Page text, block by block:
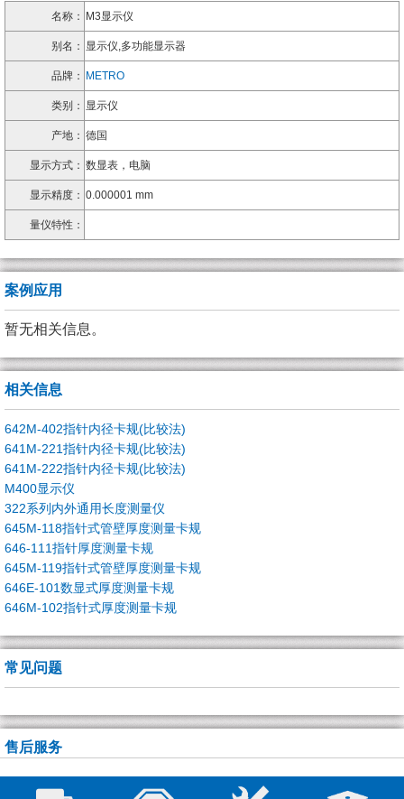
名称： M3显示仪
别名： 显示仪,多功能显示器
品牌： METRO
类别： 显示仪
产地： 德国
显示方式： 数显表，电脑
显示精度： 0.000001 mm
量仪特性：
案例应用
暂无相关信息。
相关信息
642M-402指针内径卡规(比较法)
641M-221指针内径卡规(比较法)
641M-222指针内径卡规(比较法)
M400显示仪
322系列内外通用长度测量仪
645M-118指针式管壁厚度测量卡规
646-111指针厚度测量卡规
645M-119指针式管壁厚度测量卡规
646E-101数显式厚度测量卡规
646M-102指针式厚度测量卡规
常见问题
售后服务